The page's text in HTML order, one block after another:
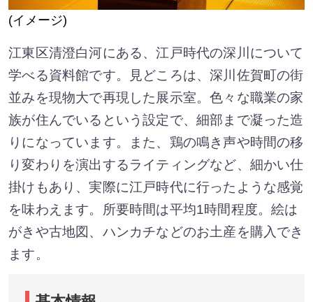
(イメージ)
江東区清澄白河にある、江戸時代の深川について
学べる資料館です。見どころは、深川佐賀町の街
並みを現物大で再現した展示室。色々な職業の家
族が住んでいるという設定で、細部まで凝った造
りになっています。また、鶏の鳴き声や時間の移
り変わりを演出するライティングなど、細かい仕
掛けもあり、実際に江戸時代に行ったような感覚
を味わえます。所要時間は平均1時間程度。絵は
がきや古地図、ハンカチなどのお土産を購入でき
ます。